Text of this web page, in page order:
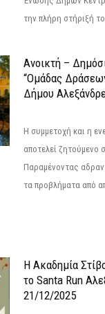
την πλήρη στήριξή
Ανοικτή –
“Ομάδας
Δήμου
Η συμμετοχή και η
αποτελεί ζητούμενο
Παραμένοντας
τα προβλήματα από
Η Ακαδημία
το Santa Run
21/12/2025